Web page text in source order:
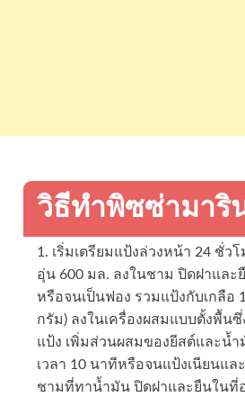
วิธีทำพิซซ่ามาริ
1. เริ่มเตรียมแป้งล่วงหน้า 24 ชั่ว
อุ่น 600 มล. ลงในชาม ปิดฝาและ
หรือจนเป็นฟอง รวมแป้งกับเกลือ
กรัม) ลงในเครื่องผสมแบบตั้งพื้น
แป้ง เพิ่มส่วนผสมของยีสต์และน้ำ
เวลา 10 นาทีหรือจนแป้งเนียนแล
ชามที่ทาน้ำมัน ปิดฝาและยืนในที่อ